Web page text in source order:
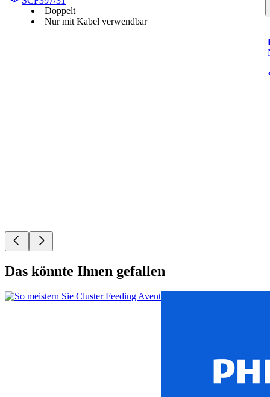
Doppelt
Nur mit Kabel verwendbar
Das könnte Ihnen gefallen